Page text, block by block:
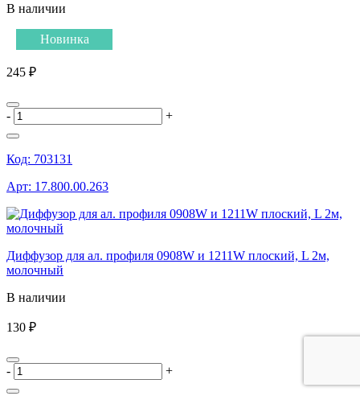
В наличии
Новинка
245 ₽
- +
Код: 703131
Арт: 17.800.00.263
Диффузор для ал. профиля 0908W и 1211W плоский, L 2м,
молочный
В наличии
130 ₽
- +